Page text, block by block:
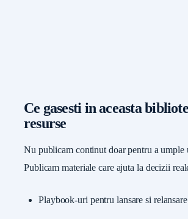
Ce gasesti in aceasta
resurse
Nu publicam continut doar pentru a umple
Publicam materiale care ajuta la decizii
Playbook-uri pentru lansare si